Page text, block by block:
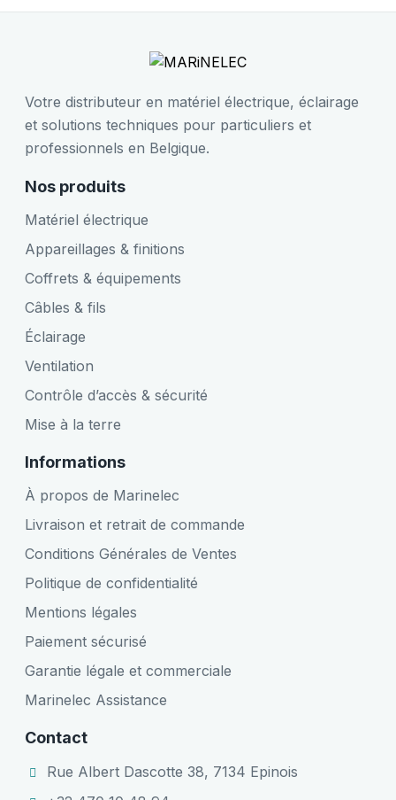
Votre distributeur en matériel électrique, éclairage
et solutions techniques pour particuliers et
professionnels en Belgique.
Nos produits
Matériel électrique
Appareillages & finitions
Coffrets & équipements
Câbles & fils
Éclairage
Ventilation
Contrôle d’accès & sécurité
Mise à la terre
Informations
À propos de Marinelec
Livraison et retrait de commande
Conditions Générales de Ventes
Politique de confidentialité
Mentions légales
Paiement sécurisé
Garantie légale et commerciale
Marinelec Assistance
Contact
Rue Albert Dascotte 38, 7134 Epinois